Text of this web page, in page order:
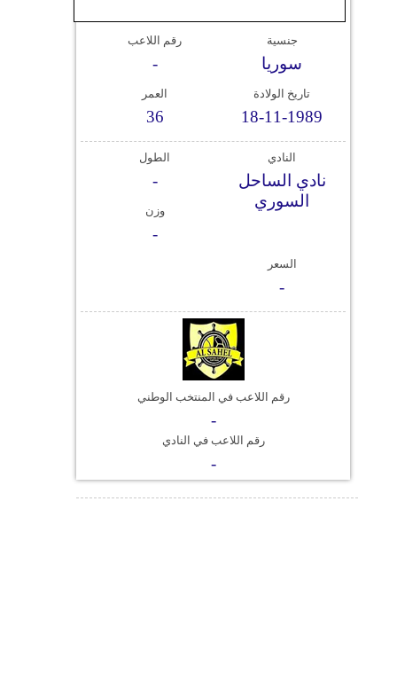
جنسية
سوريا
رقم اللاعب
-
تاريخ الولادة
18-11-1989
العمر
36
النادي
نادي الساحل
السوري
الطول
-
وزن
-
السعر
-
رقم اللاعب في المنتخب الوطني
-
رقم اللاعب في النادي
-